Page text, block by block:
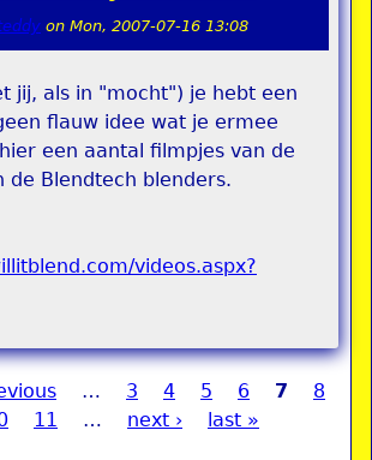
on Mon, 2007-07-16 13:08
jij, als in "mocht") je hebt een
flauw idee wat je ermee
een aantal filmpjes van de
de Blendtech blenders.
… 3 4 5 6 7
8
11 … next › last »